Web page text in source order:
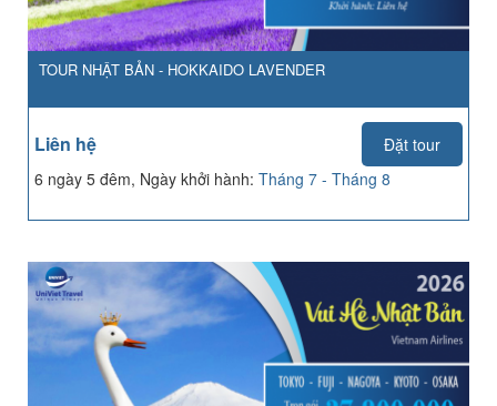
TOUR NHẬT BẢN - HOKKAIDO LAVENDER
Liên hệ
Đặt tour
6 ngày 5 đêm, Ngày khởi hành: Tháng 7 - Tháng 8